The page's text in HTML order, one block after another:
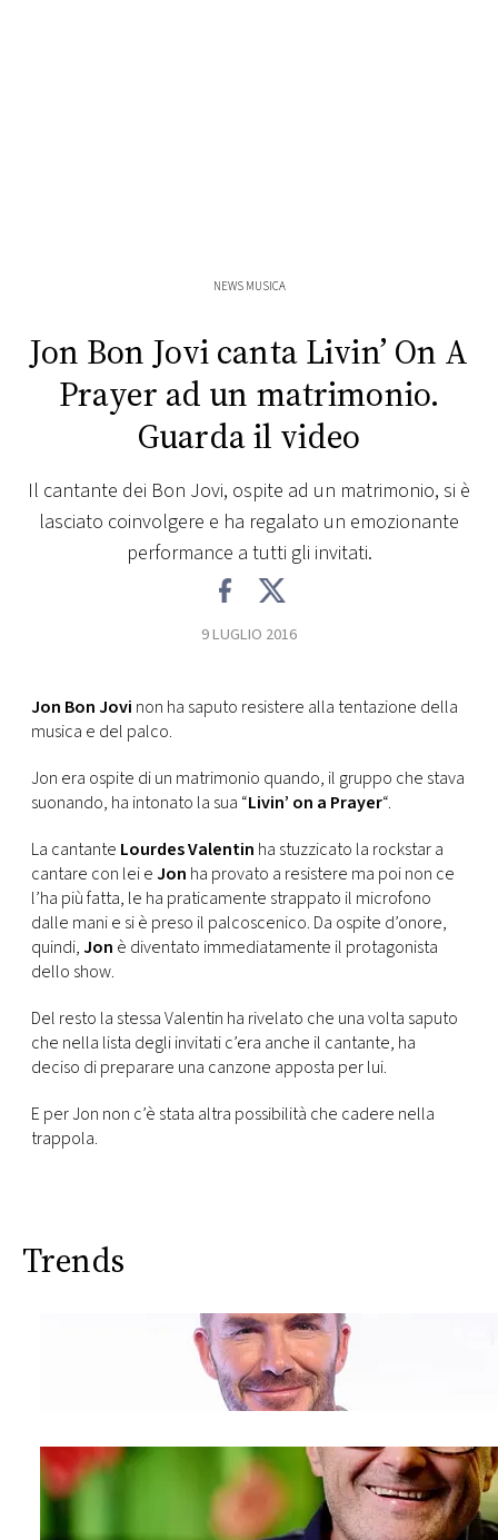
PRINCIPATO
MONACO
RMC
CONSIGLIA
NEWS MUSICA
Jon Bon Jovi canta Livin’ On A
Prayer ad un matrimonio.
Guarda il video
Il cantante dei Bon Jovi, ospite ad un matrimonio, si è
lasciato coinvolgere e ha regalato un emozionante
performance a tutti gli invitati.
9 LUGLIO 2016
Jon Bon Jovi non ha saputo resistere alla tentazione della
musica e del palco.
Jon era ospite di un matrimonio quando, il gruppo che stava
suonando, ha intonato la sua “Livin’ on a Prayer“.
La cantante Lourdes Valentin ha stuzzicato la rockstar a
cantare con lei eJon ha provato a resistere ma poi non ce
l’ha più fatta, le ha praticamente strappato il microfono
dalle mani e si è preso il palcoscenico. Da ospite d’onore,
quindi,Jon è diventato immediatamente il protagonista
dello show.
Del resto la stessa Valentin ha rivelato che una volta saputo
che nella lista degli invitati c’era anche il cantante, ha
deciso di preparare una canzone apposta per lui.
E per Jon non c’è stata altra possibilità che cadere nella
trappola.
Trends